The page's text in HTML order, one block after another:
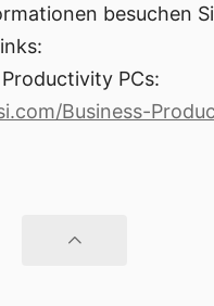
besuchen
PCs:
Business-